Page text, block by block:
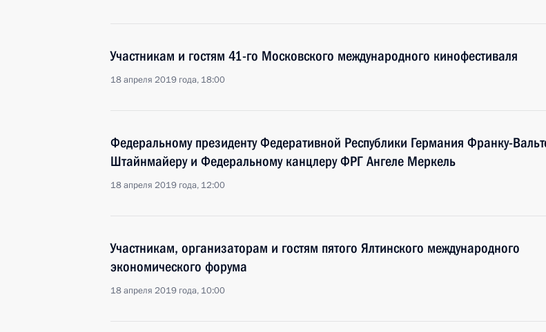
Участникам и гостям 41-го Московского международного кинофестиваля
18 апреля 2019 года, 18:00
Федеральному президенту Федеративной Республики Германия Франку-
Штайнмайеру и Федеральному канцлеру ФРГ Ангеле Меркель
18 апреля 2019 года, 12:00
Участникам, организаторам и гостям пятого Ялтинского международного
экономического форума
18 апреля 2019 года, 10:00